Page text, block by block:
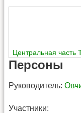
Центральная часть
Персоны
Руководитель:
Участники: